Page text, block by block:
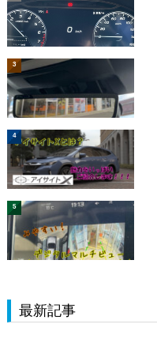
3
4
5
最新記事